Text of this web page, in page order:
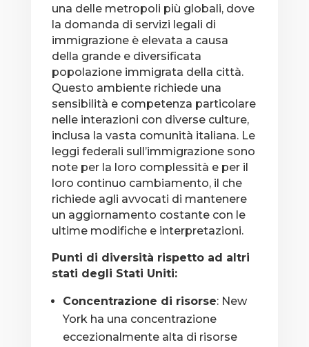
una delle metropoli più globali, dove
la domanda di servizi legali di
immigrazione è elevata a causa
della grande e diversificata
popolazione immigrata della città.
Questo ambiente richiede una
sensibilità e competenza particolare
nelle interazioni con diverse culture,
inclusa la vasta comunità italiana. Le
leggi federali sull’immigrazione sono
note per la loro complessità e per il
loro continuo cambiamento, il che
richiede agli avvocati di mantenere
un aggiornamento costante con le
ultime modifiche e interpretazioni.
Punti di diversità rispetto ad altri
stati degli Stati Uniti:
Concentrazione di risorse: New
York ha una concentrazione
eccezionalmente alta di risorse